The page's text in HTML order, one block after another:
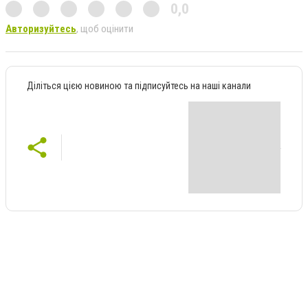
0,0
Авторизуйтесь, щоб оцінити
Діліться цією новиною та підписуйтесь на наші канали